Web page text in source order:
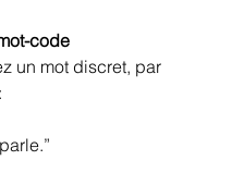
code
un mot discret, par